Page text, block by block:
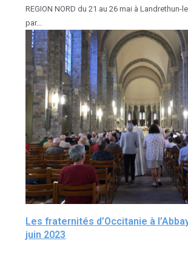
REGION NORD du 21 au 26 mai à Landrethun-
par…
Les fraternités d’Occitanie à
juin 2023